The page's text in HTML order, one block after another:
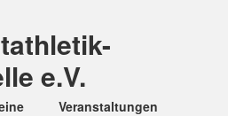
e.V.
Veranstaltungen